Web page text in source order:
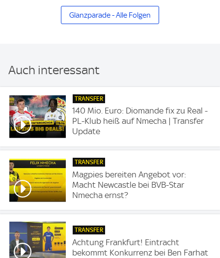
Glanzparade - Alle Folgen
Auch interessant
TRANSFER
140 Mio. Euro: Diomande fix zu Real -
PL-Klub heiß auf Nmecha | Transfer
Update
TRANSFER
Magpies bereiten Angebot vor:
Macht Newcastle bei BVB-Star
Nmecha ernst?
TRANSFER
Achtung Frankfurt! Eintracht
bekommt Konkurrenz bei Ben Farhat